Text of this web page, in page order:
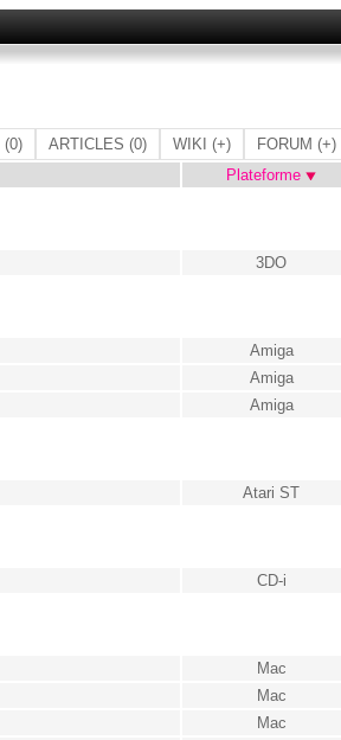
(0) ARTICLES (0) WIKI (+) FORUM (+)
Plateforme
3DO
Amiga
Amiga
Amiga
Atari ST
CD-i
Mac
Mac
Mac